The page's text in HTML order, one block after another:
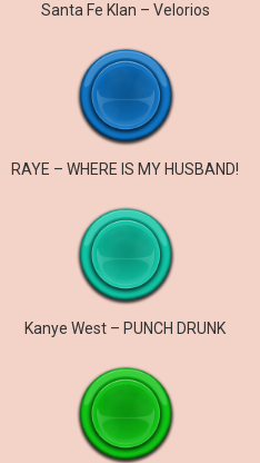
Santa Fe Klan – Velorios
RAYE – WHERE IS MY HUSBAND!
Kanye West – PUNCH DRUNK